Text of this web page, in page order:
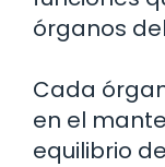
órganos
Cada
en el
equilibrio